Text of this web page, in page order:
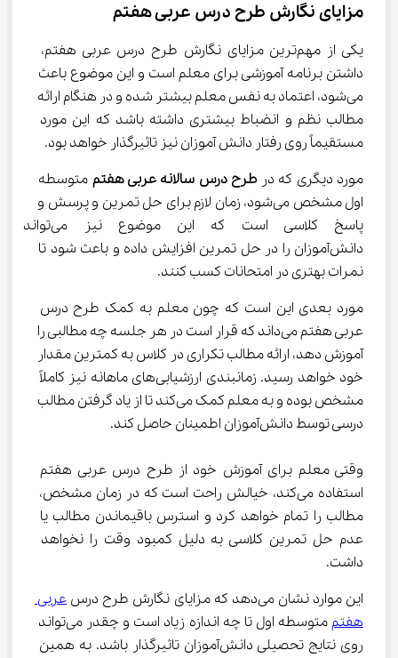
مزایای نگارش طرح درس عربی هفتم
یکی از مهم‌ترین مزایای نگارش طرح درس عربی هفتم،
داشتن برنامه آموزشی برای معلم است و این موضوع باعث
می‌شود، اعتماد به نفس معلم بیشتر شده و در هنگام ارائه
مطالب نظم و انضباط بیشتری داشته باشد که این مورد
مستقیماً روی رفتار دانش آموزان نیز تاثیرگذار خواهد بود.
مورد دیگری که در طرح درس سالانه عربی هفتم متوسطه
اول مشخص می‌شود، زمان لازم برای حل تمرین و پرسش و
پاسخ کلاسی است که این
دانش‌آموزان را در حل تمرین افزایش داده و باعث شود تا
نمرات بهتری در امتحانات کسب کنند.
مورد بعدی این است که چون معلم به کمک طرح درس
عربی هفتم می‌داند که قرار است در هر جلسه چه مطالبی را
آموزش دهد، ارائه مطالب تکراری در کلاس به کمترین مقدار
خود خواهد رسید. زمانبندی ارزشیابی‌های ماهانه نیز کاملاً
مشخص بوده و به معلم کمک می‌کند تا از یاد گرفتن مطالب
درسی توسط دانش‌آموزان اطمینان حاصل کند.
وقتی معلم برای آموزش خود از طرح درس عربی هفتم
استفاده می‌کند، خیالش راحت است که در زمان مشخص،
مطالب را تمام خواهد کرد و استرس باقیماندن مطالب یا
عدم حل تمرین کلاسی به دلیل کمبود وقت را نخواهد
داشت.
این موارد نشان می‌دهد که مزایای نگارش طرح درس
عربی
هفتم
متوسطه اول تا چه اندازه زیاد است و چقدر می‌تواند
روی نتایج تحصیلی دانش‌آموزان تاثیرگذار باشد. به همین